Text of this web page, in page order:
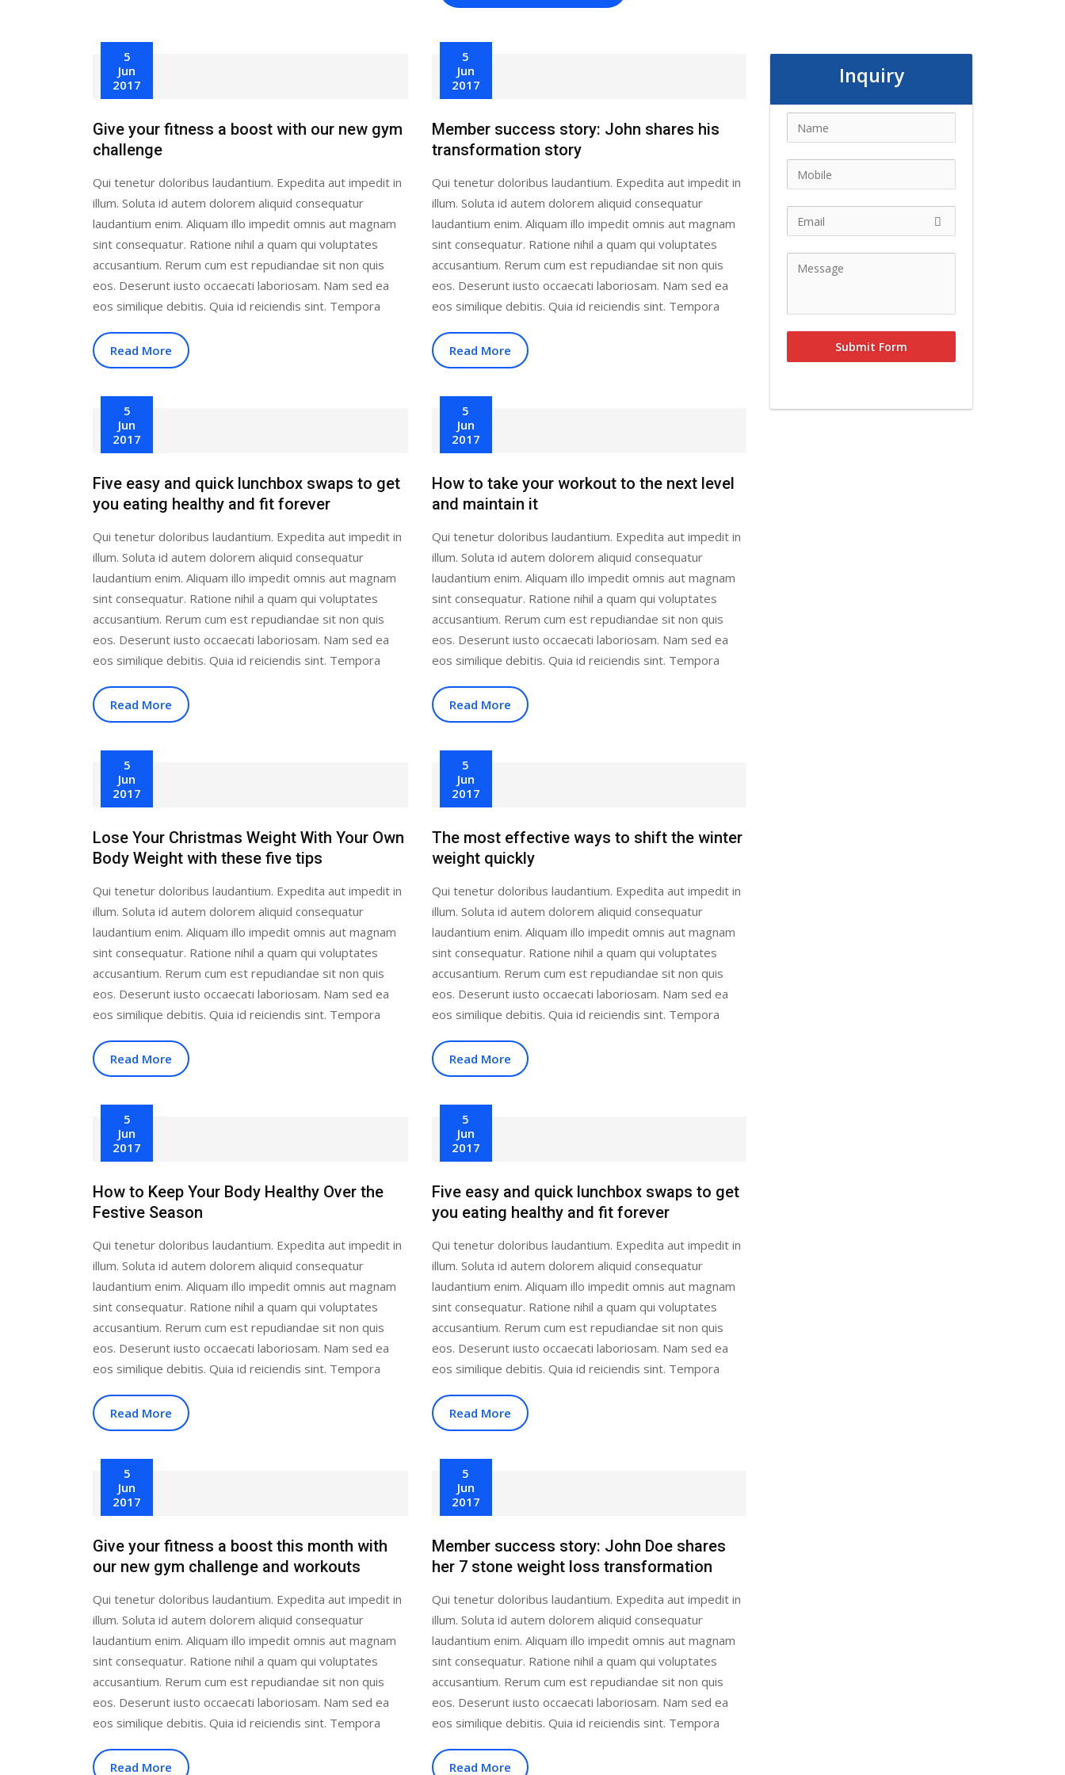
5
Jun
2017
Give your fitness a boost with our new gym
challenge
Qui tenetur doloribus laudantium. Expedita aut impedit in
illum. Soluta id autem dolorem aliquid consequatur
laudantium enim. Aliquam illo impedit omnis aut magnam
sint consequatur. Ratione nihil a quam qui voluptates
accusantium. Rerum cum est repudiandae sit non quis
eos. Deserunt iusto occaecati laboriosam. Nam sed ea
eos similique debitis. Quia id reiciendis sint. Tempora
Read More
5
Jun
2017
Member success story: John shares his
transformation story
Qui tenetur doloribus laudantium. Expedita aut impedit in
illum. Soluta id autem dolorem aliquid consequatur
laudantium enim. Aliquam illo impedit omnis aut magnam
sint consequatur. Ratione nihil a quam qui voluptates
accusantium. Rerum cum est repudiandae sit non quis
eos. Deserunt iusto occaecati laboriosam. Nam sed ea
eos similique debitis. Quia id reiciendis sint. Tempora
Read More
5
Jun
2017
Five easy and quick lunchbox swaps to get
you eating healthy and fit forever
Qui tenetur doloribus laudantium. Expedita aut impedit in
illum. Soluta id autem dolorem aliquid consequatur
laudantium enim. Aliquam illo impedit omnis aut magnam
sint consequatur. Ratione nihil a quam qui voluptates
accusantium. Rerum cum est repudiandae sit non quis
eos. Deserunt iusto occaecati laboriosam. Nam sed ea
eos similique debitis. Quia id reiciendis sint. Tempora
Read More
5
Jun
2017
How to take your workout to the next level
and maintain it
Qui tenetur doloribus laudantium. Expedita aut impedit in
illum. Soluta id autem dolorem aliquid consequatur
laudantium enim. Aliquam illo impedit omnis aut magnam
sint consequatur. Ratione nihil a quam qui voluptates
accusantium. Rerum cum est repudiandae sit non quis
eos. Deserunt iusto occaecati laboriosam. Nam sed ea
eos similique debitis. Quia id reiciendis sint. Tempora
Read More
5
Jun
2017
Lose Your Christmas Weight With Your Own
Body Weight with these five tips
Qui tenetur doloribus laudantium. Expedita aut impedit in
illum. Soluta id autem dolorem aliquid consequatur
laudantium enim. Aliquam illo impedit omnis aut magnam
sint consequatur. Ratione nihil a quam qui voluptates
accusantium. Rerum cum est repudiandae sit non quis
eos. Deserunt iusto occaecati laboriosam. Nam sed ea
eos similique debitis. Quia id reiciendis sint. Tempora
Read More
5
Jun
2017
The most effective ways to shift the winter
weight quickly
Qui tenetur doloribus laudantium. Expedita aut impedit in
illum. Soluta id autem dolorem aliquid consequatur
laudantium enim. Aliquam illo impedit omnis aut magnam
sint consequatur. Ratione nihil a quam qui voluptates
accusantium. Rerum cum est repudiandae sit non quis
eos. Deserunt iusto occaecati laboriosam. Nam sed ea
eos similique debitis. Quia id reiciendis sint. Tempora
Read More
5
Jun
2017
How to Keep Your Body Healthy Over the
Festive Season
Qui tenetur doloribus laudantium. Expedita aut impedit in
illum. Soluta id autem dolorem aliquid consequatur
laudantium enim. Aliquam illo impedit omnis aut magnam
sint consequatur. Ratione nihil a quam qui voluptates
accusantium. Rerum cum est repudiandae sit non quis
eos. Deserunt iusto occaecati laboriosam. Nam sed ea
eos similique debitis. Quia id reiciendis sint. Tempora
Read More
5
Jun
2017
Five easy and quick lunchbox swaps to get
you eating healthy and fit forever
Qui tenetur doloribus laudantium. Expedita aut impedit in
illum. Soluta id autem dolorem aliquid consequatur
laudantium enim. Aliquam illo impedit omnis aut magnam
sint consequatur. Ratione nihil a quam qui voluptates
accusantium. Rerum cum est repudiandae sit non quis
eos. Deserunt iusto occaecati laboriosam. Nam sed ea
eos similique debitis. Quia id reiciendis sint. Tempora
Read More
5
Jun
2017
Give your fitness a boost this month with
our new gym challenge and workouts
Qui tenetur doloribus laudantium. Expedita aut impedit in
illum. Soluta id autem dolorem aliquid consequatur
laudantium enim. Aliquam illo impedit omnis aut magnam
sint consequatur. Ratione nihil a quam qui voluptates
accusantium. Rerum cum est repudiandae sit non quis
eos. Deserunt iusto occaecati laboriosam. Nam sed ea
eos similique debitis. Quia id reiciendis sint. Tempora
Read More
5
Jun
2017
Member success story: John Doe shares
her 7 stone weight loss transformation
Qui tenetur doloribus laudantium. Expedita aut impedit in
illum. Soluta id autem dolorem aliquid consequatur
laudantium enim. Aliquam illo impedit omnis aut magnam
sint consequatur. Ratione nihil a quam qui voluptates
accusantium. Rerum cum est repudiandae sit non quis
eos. Deserunt iusto occaecati laboriosam. Nam sed ea
eos similique debitis. Quia id reiciendis sint. Tempora
Read More
Inquiry
Submit Form